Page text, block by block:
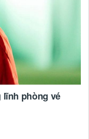
lĩnh phòng vé